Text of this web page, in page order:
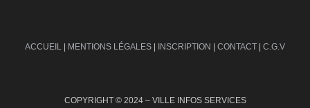
ACCUEIL | MENTIONS LÉGALES | INSCRIPTION | CONTACT | C.G.V
COPYRIGHT © 2024 – VILLE INFOS SERVICES